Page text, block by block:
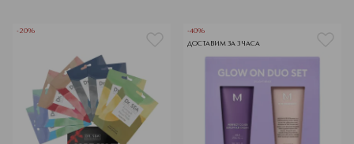
-20%
-40%
ДОСТАВИМ ЗА 3 ЧАСА